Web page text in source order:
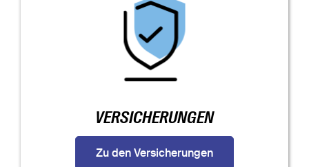
VERSICHERUNGEN
Zu den Versicherungen